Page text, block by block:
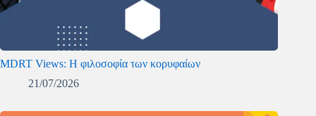
MDRT Views: Η φιλοσοφία των κορυφαίων
21/07/2026